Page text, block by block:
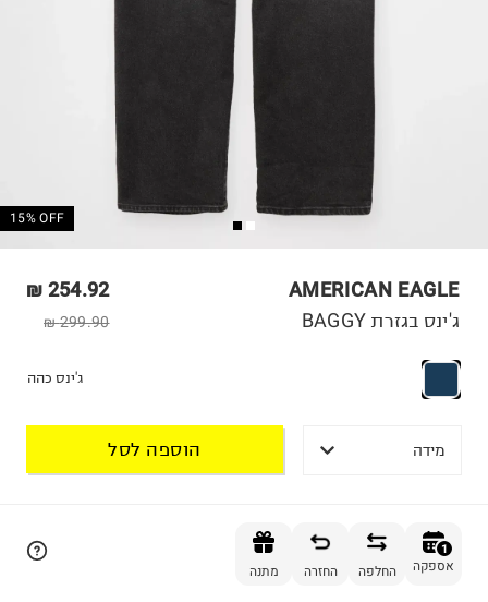
15% OFF
AMERICAN EAGLE
254.92 ₪
299.90 ₪ ג'ינס בגזרת BAGGY
ג'ינס כהה
מידה הוספה לסל
1
אספקה החלפה החזרה מתנה